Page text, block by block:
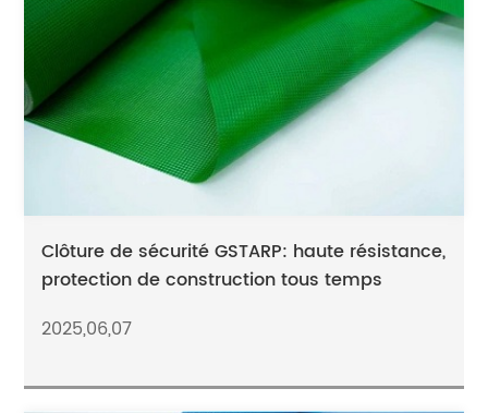
Clôture de sécurité GSTARP: haute résistance,
protection de construction tous temps
2025,06,07